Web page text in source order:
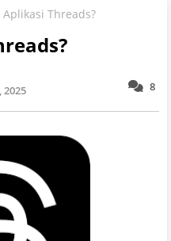
Threads?
8
2025